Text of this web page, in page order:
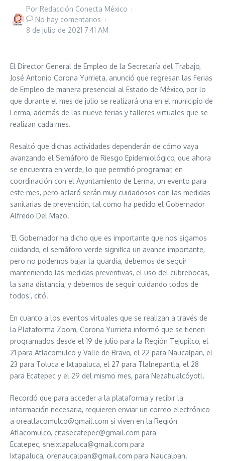
Por Redacción Conecta México
No hay comentarios
8 de julio de 2021 7:41 AM
El Director General de Empleo de la Secretaría del Trabajo,
José Antonio Corona Yurrieta, anunció que regresan las Ferias
de Empleo de manera presencial al Estado de México, por lo
que durante el mes de julio se realizará una en el municipio de
Lerma, además de las nueve ferias y talleres virtuales que se
realizan cada mes.
Resaltó que dichas actividades dependerán de cómo vaya
avanzando el Semáforo de Riesgo Epidemiológico, que ahora
se encuentra en verde, lo que permitió programar, en
coordinación con el Ayuntamiento de Lerma, un evento para
este mes, pero aclaró serán muy cuidadosos con las medidas
sanitarias de prevención, tal como ha pedido el Gobernador
Alfredo Del Mazo.
’El Gobernador ha dicho que es importante que nos sigamos
cuidando, el semáforo verde significa un avance importante,
pero no podemos bajar la guardia, debemos de seguir
manteniendo las medidas preventivas, el uso del cubrebocas,
la sana distancia, y debemos de seguir cuidando todos de
todos’, citó.
En cuanto a los eventos virtuales que se realizan a través de
la Plataforma Zoom, Corona Yurrieta informó que se tienen
programados desde el 19 de julio para la Región Tejupilco, el
21 para Atlacomulco y Valle de Bravo, el 22 para Naucalpan, el
23 para Toluca e Ixtapaluca, el 27 para Tlalnepantla, el 28
para Ecatepec y el 29 del mismo mes, para Nezahualcóyotl.
Recordó que para acceder a la plataforma y recibir la
información necesaria, requieren enviar un correo electrónico
a oreatlacomulco@gmail.com si viven en la Región
Atlacomulco, citasecatepec@gmail.com para
Ecatepec, sneixtapaluca@gmail.com para
Ixtapaluca, orenaucalpan@gmail.com para Naucalpan.